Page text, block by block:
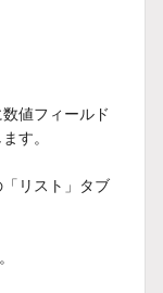
値フィールド
す。
リスト」タブ